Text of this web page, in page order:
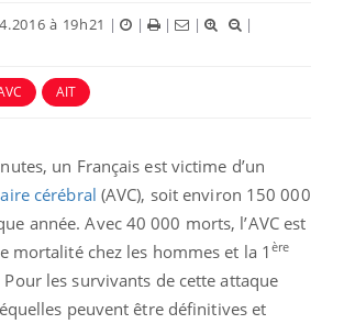
à 19h21 | | | |
|
AIT
un Français est victime d’un
cérébral (AVC), soit environ 150 000
année. Avec 40 000 morts, l’AVC est
mortalité chez les hommes et la 1ère
Pour les survivants de cette attaque
peuvent être définitives et